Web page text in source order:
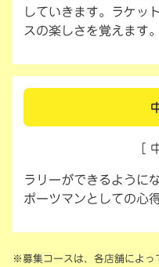
していきます。ラケッ
スの楽しさを覚えます。
［
ラリーができるように
ポーツマンとしての心
※募集コースは、各店舗によっ